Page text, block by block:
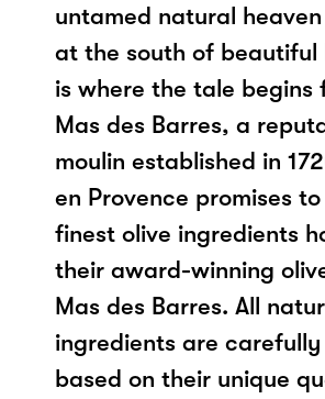
untamed natural
at the south of beautiful
is where the tale begins
Mas des Barres, a
moulin established in
en Provence promises
finest olive ingredients
their award-winning
Mas des Barres. All
ingredients are
based on their unique